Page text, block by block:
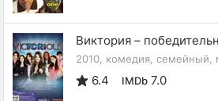
Виктория –
2010, комедия, семейный,
6.4 IMDb 7.0